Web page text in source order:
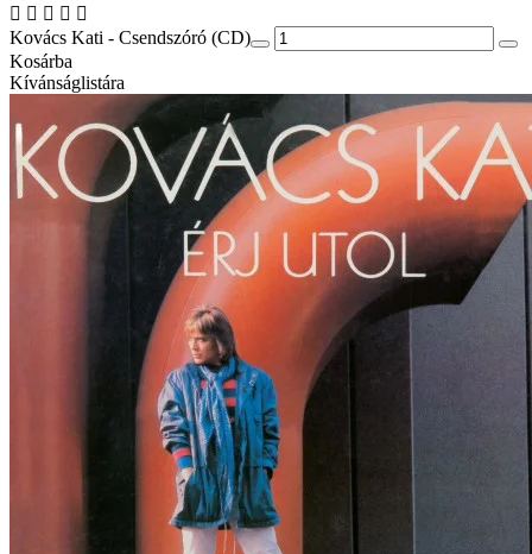
Kovács Kati - Csendszóró (CD)
Kosárba
Kívánságlistára